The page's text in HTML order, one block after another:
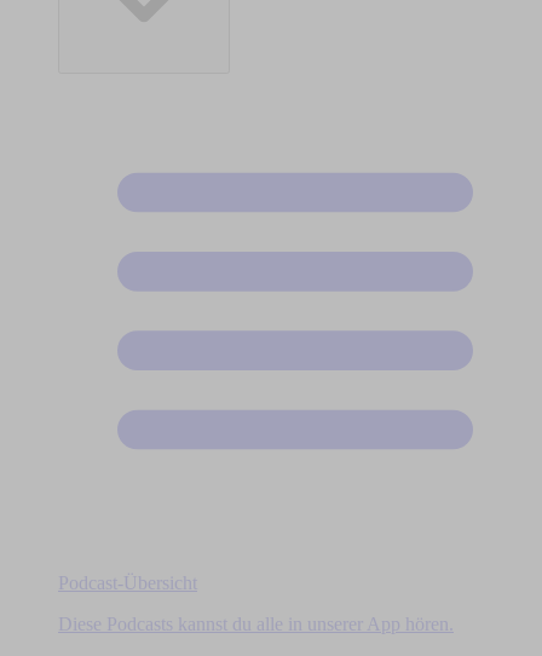
Podcast-Übersicht
Diese Podcasts kannst du alle in unserer App hören.